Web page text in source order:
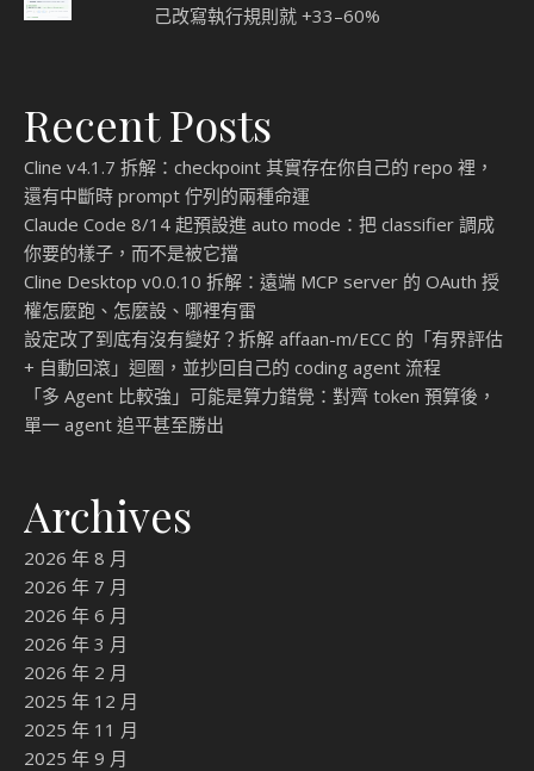
己改寫執行規則就 +33–60%
Recent Posts
Cline v4.1.7 拆解：checkpoint 其實存在你自己的 repo 裡，
還有中斷時 prompt 佇列的兩種命運
Claude Code 8/14 起預設進 auto mode：把 classifier 調成
你要的樣子，而不是被它擋
Cline Desktop v0.0.10 拆解：遠端 MCP server 的 OAuth 授
權怎麼跑、怎麼設、哪裡有雷
設定改了到底有沒有變好？拆解 affaan-m/ECC 的「有界評估
+ 自動回滾」迴圈，並抄回自己的 coding agent 流程
「多 Agent 比較強」可能是算力錯覺：對齊 token 預算後，
單一 agent 追平甚至勝出
Archives
2026 年 8 月
2026 年 7 月
2026 年 6 月
2026 年 3 月
2026 年 2 月
2025 年 12 月
2025 年 11 月
2025 年 9 月